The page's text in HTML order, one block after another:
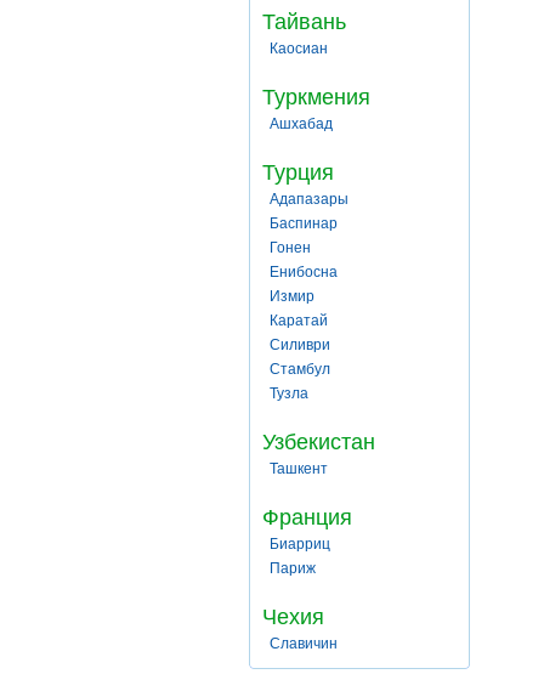
Тайвань
Каосиан
Туркмения
Ашхабад
Турция
Адапазары
Баспинар
Гонен
Енибосна
Измир
Каратай
Силиври
Стамбул
Тузла
Узбекистан
Ташкент
Франция
Биарриц
Париж
Чехия
Славичин